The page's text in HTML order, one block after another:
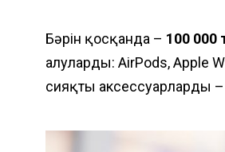
Бәрін қосқанда – 100 000
алуларды: AirPods, Apple
сияқты аксессуарларды